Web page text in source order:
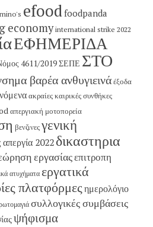
efoodfoodpanda
economy international strike 2022
ΕΦΗΜΕΡΙΔΑ
4611/2019ΣΕΠΕ ΣΤΟ
βαρέα ανθυγιεινάέξοδα
ακραίες καιρικές συνθήκες
απεργιακή μοτοπορεία
βενζινεςγενική
απεργία 2022 δικαστηρια
εργασίαςεπιτροπη
ατυχήματα εργατικά
πλατφόρμες ημερολόγιο
συλλογικές συμβάσεις
ψήφισμα